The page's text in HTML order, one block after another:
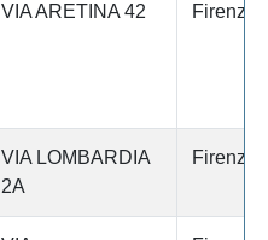
VIA ARETINA 42 Firenze
VIA LOMBARDIA
2A
Firenze